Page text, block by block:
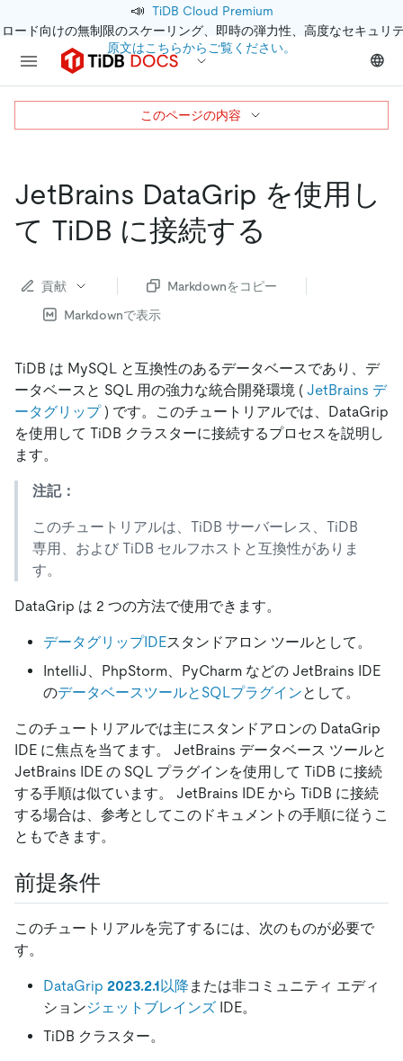
📣 TiDB Cloud Premium
ード向けの無制限のスケーリング、即時の弾力性、高度なセキュリ
原文はこちらからご覧ください。
JetBrains DataGrip を使用し
て TiDB に接続する
貢献
Markdownをコピー
Markdownで表示
TiDB は MySQL と互換性のあるデータベースであり、デ
ータベースと SQL 用の強力な統合開発環境 ( JetBrains デ
ータグリップ) です。このチュートリアルでは、DataGrip
を使用して TiDB クラスターに接続するプロセスを説明し
ます。
注記：
このチュートリアルは、TiDB サーバーレス、TiDB
専用、および TiDB セルフホストと互換性がありま
す。
DataGrip は 2 つの方法で使用できます。
データグリップIDEスタンドアロン ツールとして。
IntelliJ、PhpStorm、PyCharm などの JetBrains IDE
のデータベースツールとSQLプラグインとして。
このチュートリアルでは主にスタンドアロンの DataGrip
IDE に焦点を当てます。 JetBrains データベース ツールと
JetBrains IDE の SQL プラグインを使用して TiDB に接続
する手順は似ています。 JetBrains IDE から TiDB に接続
する場合は、参考としてこのドキュメントの手順に従うこ
ともできます。
前提条件
このチュートリアルを完了するには、次のものが必要で
す。
DataGrip 2023.2.1以降 または非コミュニティ エディ
ションジェットブレインズ IDE。
TiDB クラスター。
このページの内容